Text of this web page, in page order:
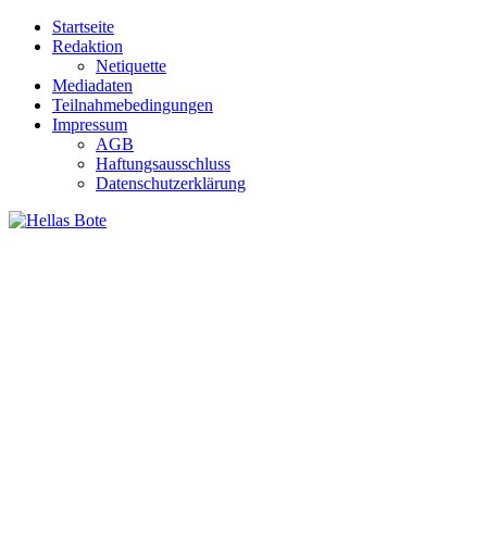
Zum
Inhalt
Startseite
Redaktion
Netiquette
Mediadaten
Teilnahmebedingungen
Impressum
AGB
Haftungsausschluss
Datenschutzerklärung